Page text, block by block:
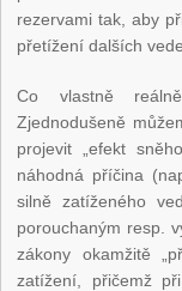
rezervami tak, aby
přetížení dalších
Co vlastně
Zjednodušeně
projevit „efekt
náhodná příčina
silně zatíženého
porouchaným resp.
zákony okamžitě
zatížení, přičemž